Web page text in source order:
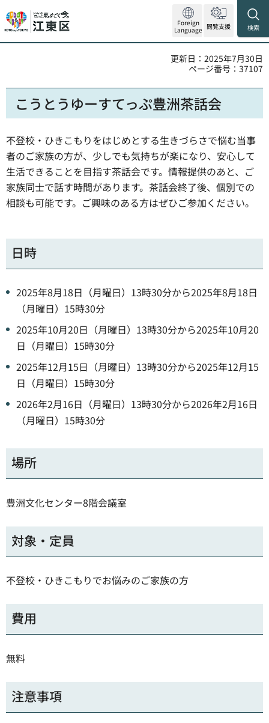
Foreign
Language 閲覧支援 検索
更新日：2025年7月30日
ページ番号：37107
こうとうゆーすてっぷ豊洲茶話会
不登校・ひきこもりをはじめとする生きづらさで悩む当事
者のご家族の方が、少しでも気持ちが楽になり、安心して
生活できることを目指す茶話会です。情報提供のあと、ご
家族同士で話す時間があります。茶話会終了後、個別での
相談も可能です。ご興味のある方はぜひご参加ください。
日時
2025年8月18日（月曜日）13時30分から2025年8月18日
（月曜日）15時30分
2025年10月20日（月曜日）13時30分から2025年10月20
日（月曜日）15時30分
2025年12月15日（月曜日）13時30分から2025年12月15
日（月曜日）15時30分
2026年2月16日（月曜日）13時30分から2026年2月16日
（月曜日）15時30分
場所
豊洲文化センター8階会議室
対象・定員
不登校・ひきこもりでお悩みのご家族の方
費用
無料
注意事項